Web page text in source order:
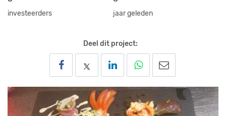
investeerders jaar geleden
Deel dit project: